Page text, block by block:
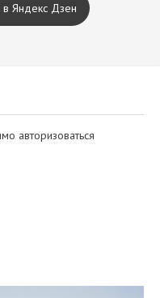
в Яндекс Дзен
авторизоваться